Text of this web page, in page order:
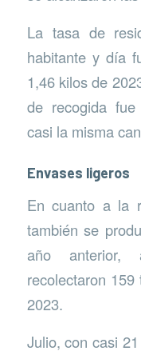
La tasa de
habitante y día
1,46 kilos de
de recogida
casi la misma
Envases ligeros
En cuanto a la
también se
año anterior,
recolectaron
2023.
Julio, con casi